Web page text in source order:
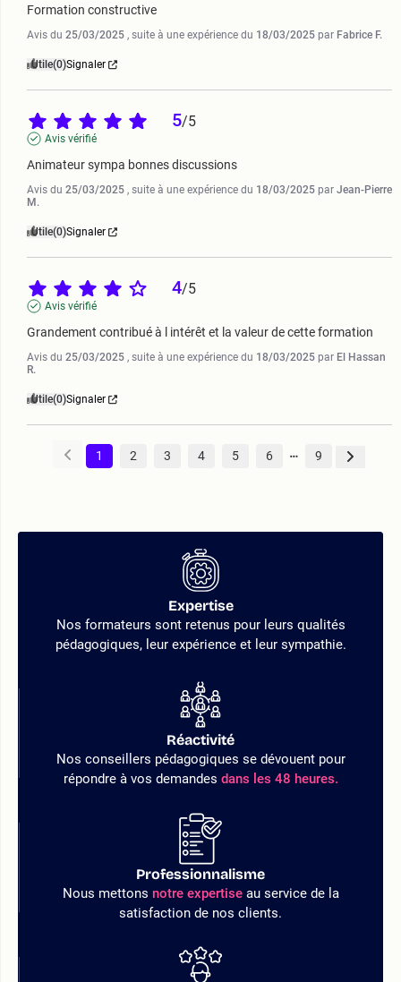
Formation constructive
Avis du 25/03/2025 , suite à une expérience du 18/03/2025 par Fabrice F.
Utile(0)Signaler
5/5
Avis vérifié
Animateur sympa bonnes discussions
Avis du 25/03/2025 , suite à une expérience du 18/03/2025 par Jean-Pierre
M.
Utile(0)Signaler
4/5
Avis vérifié
Grandement contribué à l intérêt et la valeur de cette formation
Avis du 25/03/2025 , suite à une expérience du 18/03/2025 par El Hassan
R.
Utile(0)Signaler
1 2 3 4 5 6 9
Expertise
Nos formateurs sont retenus pour leurs qualités
pédagogiques, leur expérience et leur sympathie.
Réactivité
Nos conseillers pédagogiques se dévouent pour
répondre à vos demandes dans les 48 heures.
Professionnalisme
Nous mettons notre expertiseau service de la
satisfaction de nos clients.